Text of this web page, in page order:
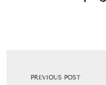
PREVIOUS POST